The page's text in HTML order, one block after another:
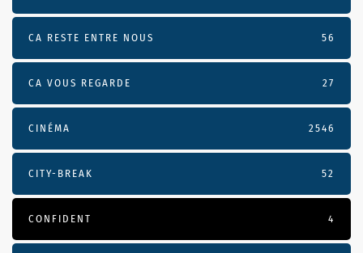
CA RESTE ENTRE NOUS 56
CA VOUS REGARDE 27
CINÉMA 2546
CITY-BREAK 52
CONFIDENT 4